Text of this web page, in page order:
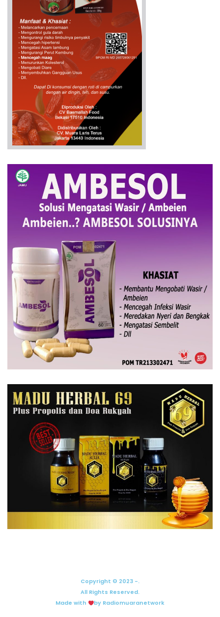
Copyright © 2023 -.
All Rights Reserved.
Made with
by Radiomuaranetwork